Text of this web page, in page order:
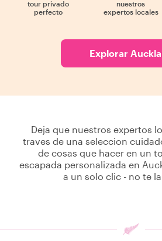
tour privado
perfecto
nuestros
expertos locales
Explorar
Deja que nuestros expertos
traves de una seleccion
de cosas que hacer en un
escapada personalizada en
a un solo clic - no te